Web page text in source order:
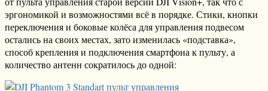
эргономикой и возможностями всё в порядке. Стики, кнопки
переключения и боковые колёса для управления подвесом
остались на своих местах, зато изменилась «подставка»,
способ крепления и подключения смартфона к пульту, а
количество антенн сократилось до одной: